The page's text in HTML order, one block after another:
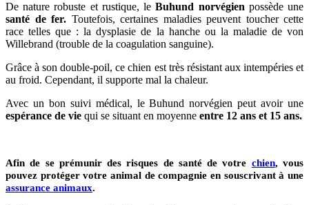
De nature robuste et rustique, leBuhund norvégien possède une
santé de fer. Toutefois, certaines maladies peuvent toucher cette
race telles que : la dysplasie de la hanche ou la maladie de von
Willebrand (trouble de la coagulation sanguine).
Grâce à son double-poil, ce chien est très résistant aux intempéries et
au froid. Cependant, il supporte mal la chaleur.
Avec un bon suivi médical, le Buhund norvégien peut avoir une
espérance de vie qui se situant en moyenne entre 12 ans et 15 ans.
Afin de se prémunir des risques de santé de votre chien, vous
pouvez protéger votre animal de compagnie en souscrivant à une
assurance animaux.